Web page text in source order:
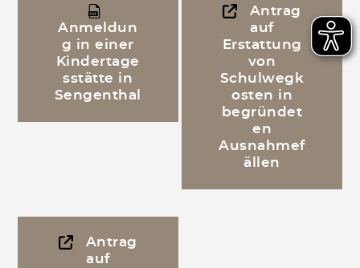
Anmeldun
g in einer
Kindertage
sstätte in
Sengenthal
Antrag
auf
Erstattung
von
Schulwegk
osten in
begründet
en
Ausnahmef
ällen
Antrag
auf